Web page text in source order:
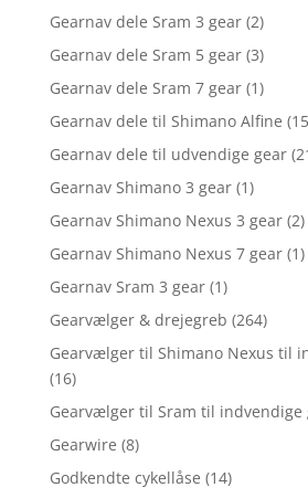
Gearnav dele Sram 3 gear (2)
Gearnav dele Sram 5 gear (3)
Gearnav dele Sram 7 gear (1)
Gearnav dele til Shimano Alfine
Gearnav dele til udvendige gear
Gearnav Shimano 3 gear (1)
Gearnav Shimano Nexus 3 gear (2)
Gearnav Shimano Nexus 7 gear (1)
Gearnav Sram 3 gear (1)
Gearvælger & drejegreb (264)
Gearvælger til Shimano Nexus til
(16)
Gearvælger til Sram til indvendige
Gearwire (8)
Godkendte cykellåse (14)